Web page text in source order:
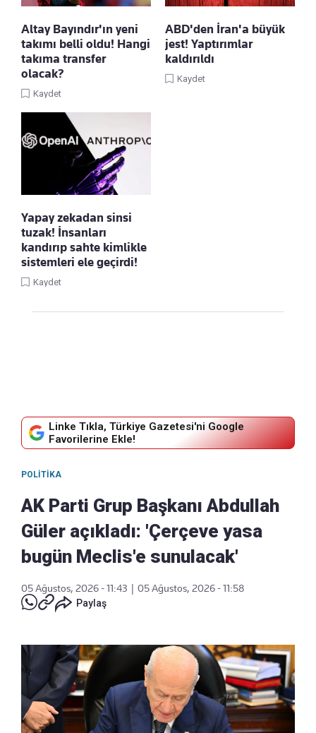
Altay Bayındır'ın yeni
takımı belli oldu! Hangi
takıma transfer
olacak?
Kaydet
ABD'den İran'a büyük
jest! Yaptırımlar
kaldırıldı
Kaydet
Yapay zekadan sinsi
tuzak! İnsanları
kandırıp sahte kimlikle
sistemleri ele geçirdi!
Kaydet
Linke Tıkla, Türkiye Gazetesi'ni Google
Favorilerine Ekle!
POLITIKA
AK Parti Grup Başkanı Abdullah
Güler açıkladı: 'Çerçeve yasa
bugün Meclis'e sunulacak'
05 Ağustos, 2026 - 11:43
05 Ağustos, 2026 - 11:58
Paylaş